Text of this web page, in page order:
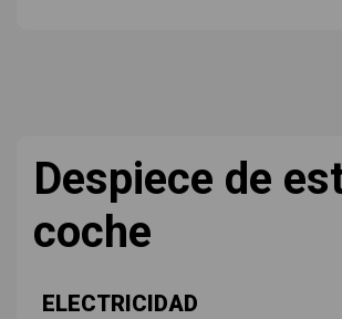
Despiece de
coche
ELECTRICIDAD